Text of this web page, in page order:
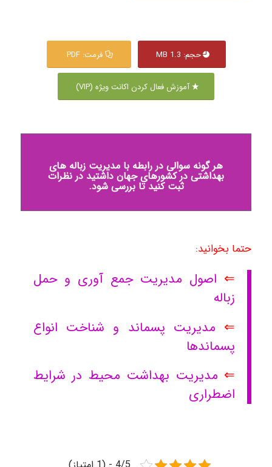
حجم: 1.3 MB فرمت: PDF
آموزش فعال کردن اکانت ویژه (VIP)
هر گونه سوالی در رابطه با مدیریت زباله های
بهداشتی در کشورهای جهان داشتید در نظرات
ثبت کنید تا بررسی شود.
حتما بخوانید:
⇐ اصول مدیریت جمع آوری و حمل
زباله
⇐ مدیریت پسماند و شناخت انواع
پسماندها
⇐ مدیریت بهداشت محیط در شرایط
اضطراری